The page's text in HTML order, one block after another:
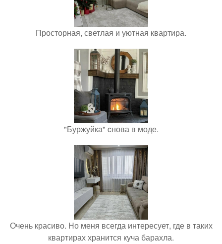
Просторная, светлая и уютная квартира.
"Буржуйка" cнова в моде.
Очень красиво. Но меня всегда интересует, где в таких
квартирах хранится куча барахла.